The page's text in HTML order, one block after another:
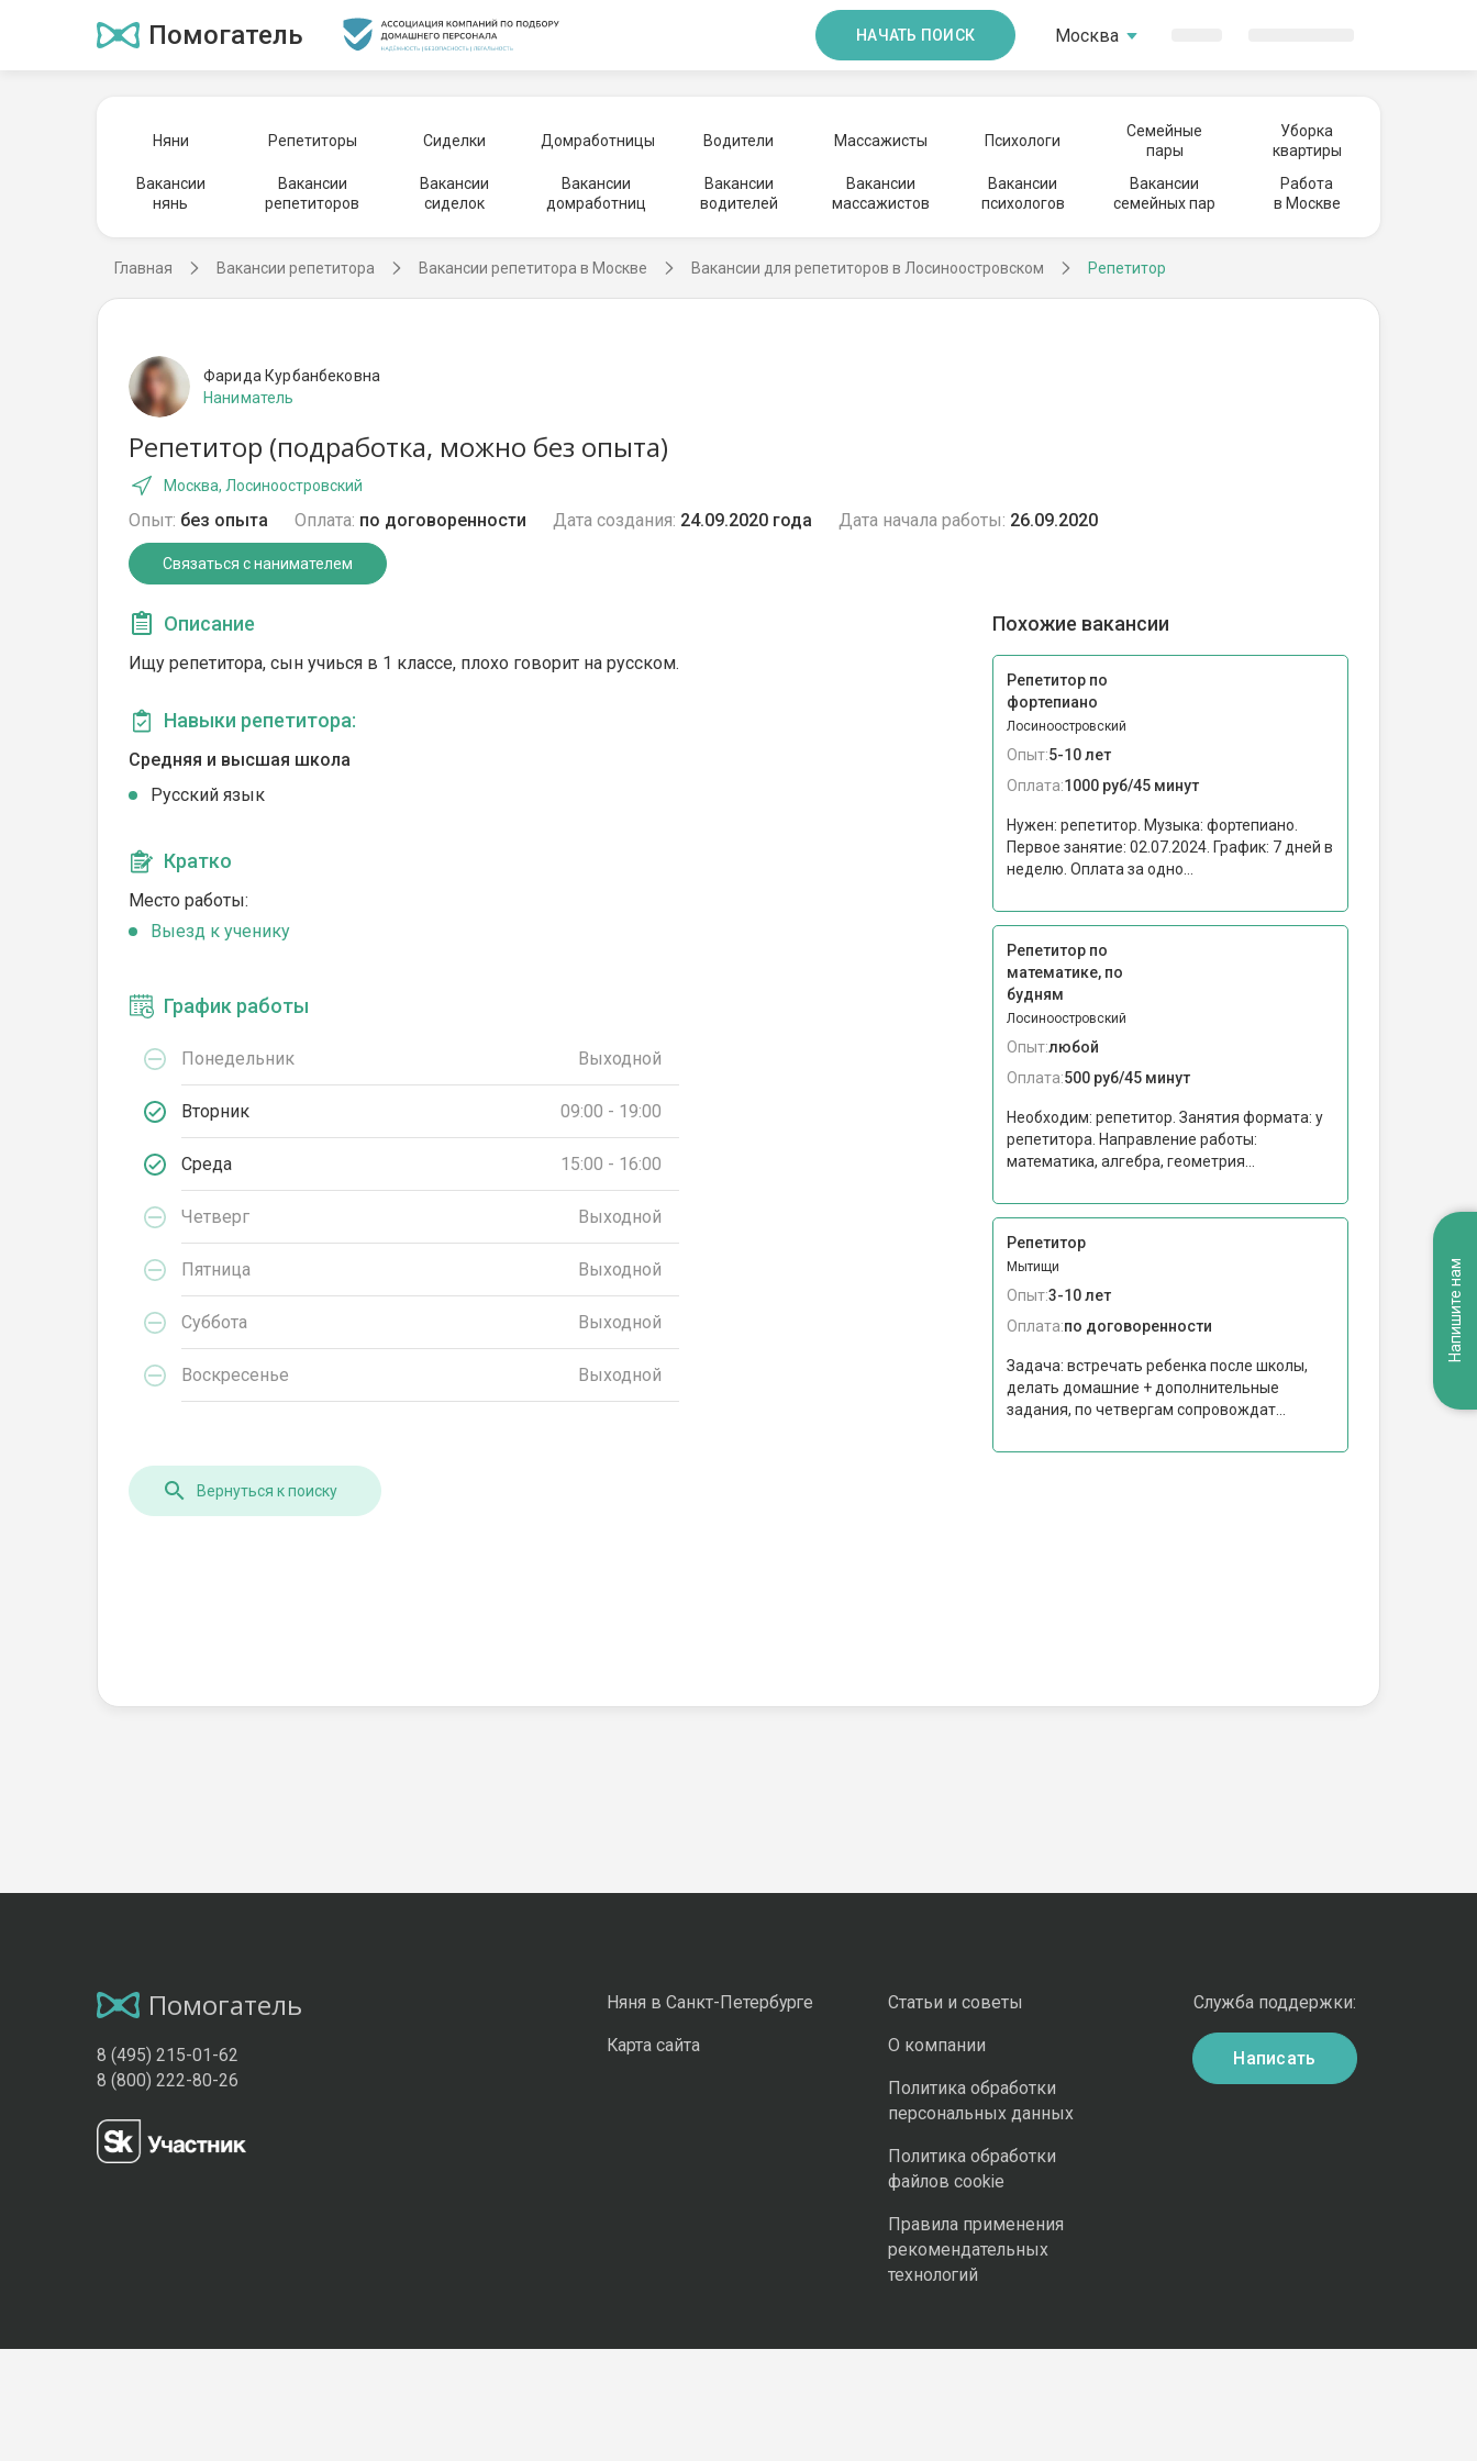
Помогатель НАЧАТЬ ПОИСК Москва
Няни Репетиторы Сиделки Домработницы Водители Массажисты Психологи
Семейные
пары
Уборка
квартиры
Вакансии
нянь
Вакансии
репетиторов
Вакансии
сиделок
Вакансии
домработниц
Вакансии
водителей
Вакансии
массажистов
Вакансии
психологов
Вакансии
семейных пар
Работа
в Москве
Главная Вакансии репетитора Вакансии репетитора в Москве Вакансии для репетиторов в Лосиноостровском Репетитор
Фарида Курбанбековна
Наниматель
Репетитор (подработка, можно без опыта)
Москва, Лосиноостровский
Опыт: без опыта Оплата: по договоренности Дата создания: 24.09.2020 года Дата начала работы: 26.09.2020
Связаться с нанимателем
Описание
Ищу репетитора, сын учиься в 1 классе, плохо говорит на русском.
Навыки репетитора:
Средняя и высшая школа
Русский язык
Кратко
Место работы:
Выезд к ученику
График работы
Понедельник Выходной
Вторник 09:00 - 19:00
Среда 15:00 - 16:00
Четверг Выходной
Пятница Выходной
Суббота Выходной
Воскресенье Выходной
Похожие вакансии
Репетитор по
фортепиано
Лосиноостровский
Опыт:5-10 лет
Оплата:1000 руб/45 минут
Нужен: репетитор. Музыка: фортепиано.
Первое занятие: 02.07.2024. График: 7 дней в
неделю. Оплата за одно...
Репетитор по
математике, по
будням
Лосиноостровский
Опыт:любой
Оплата:500 руб/45 минут
Необходим: репетитор. Занятия формата: у
репетитора. Направление работы:
математика, алгебра, геометрия...
Репетитор
Мытищи
Опыт:3-10 лет
Оплата:по договоренности
Задача: встречать ребенка после школы,
делать домашние + дополнительные
задания, по четвергам сопровождат...
Вернуться к поиску
Помогатель
8 (495) 215-01-62
8 (800) 222-80-26
Няня в Санкт-Петербурге
Карта сайта
Статьи и советы
О компании
Политика обработки
персональных данных
Политика обработки
файлов cookie
Правила применения
рекомендательных
технологий
Служба поддержки:
Написать
Напишите нам